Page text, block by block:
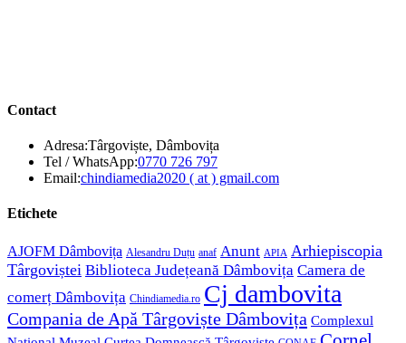
Contact
Adresa:Târgoviște, Dâmbovița
Tel / WhatsApp:0770 726 797Opens
in
Email:chindiamedia2020 ( at ) gmail.comOpens
Etichete
AJOFM Dâmbovița Alesandru Duțu anaf Anunt APIA Arhiepiscopia
Târgoviștei Biblioteca Județeană Dâmbovița Camera de
comerț Dâmbovița Chindiamedia.ro Cj dambovita
Compania de Apă Târgoviște Dâmbovița Complexul